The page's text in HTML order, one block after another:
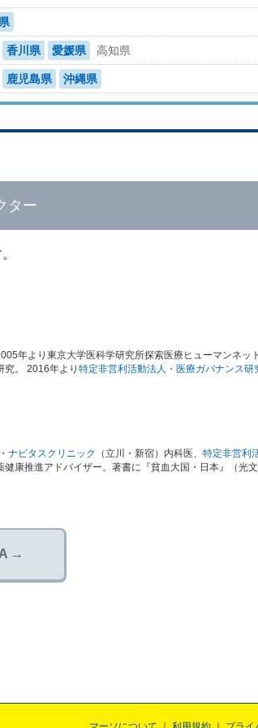
香川県 愛媛県 高知県
鹿児島県 沖縄県
ター
年より東京大学医科学研究所探索医療ヒューマンネッ
究。 2016年より 特定非営利活動法人・医療ガバナンス研
ナビタスクリニック （立川・新宿）内科医、 特定非営利
康推進アドバイザー。著書に『貧血大国・日本』（光文
→